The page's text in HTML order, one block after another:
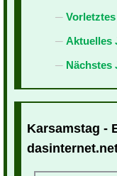
Aktuelles
Nächstes
Karsamstag -